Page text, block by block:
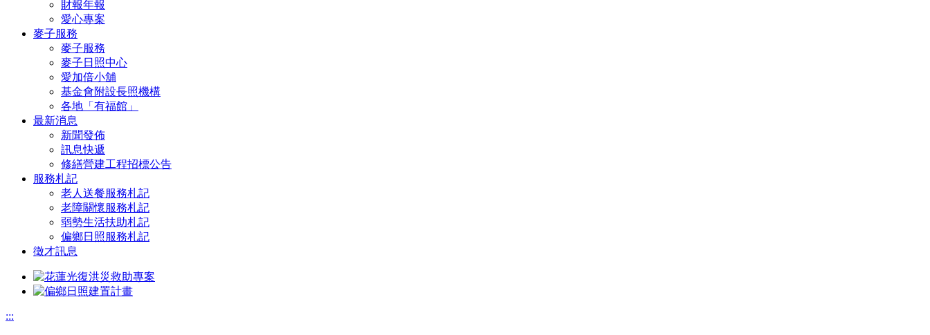
財報年報
愛心專案
麥子服務
麥子服務
麥子日照中心
愛加倍小舖
基金會附設長照機構
各地「有福館」
最新消息
新聞發佈
訊息快遞
修繕營建工程招標公告
服務札記
老人送餐服務札記
老障關懷服務札記
弱勢生活扶助札記
偏鄉日照服務札記
徵才訊息
:::